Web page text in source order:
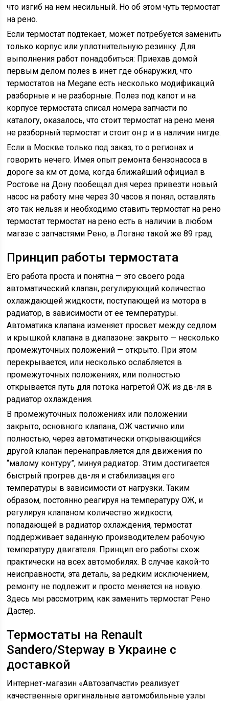
что изгиб на нем несильный. Но об этом чуть термостат
на рено.
Если термостат подтекает, может потребуется заменить
только корпус или уплотнительную резинку. Для
выполнения работ понадобиться: Приехав домой
первым делом полез в инет где обнаружил, что
термостатов на Megane есть несколько модификаций
разборные и не разборные. Полез под капот и на
корпусе термостата списал номера запчасти по
каталогу, оказалось, что стоит термостат на рено меня
не разборный термостат и стоит он р и в наличии нигде.
Если в Москве только под заказ, то о регионах и
говорить нечего. Имея опыт ремонта бензонасоса в
дороге за км от дома, когда ближайший официал в
Ростове на Дону пообещал дня через привезти новый
насос на работу мне через 30 часов я понял, оставлять
это так нельзя и необходимо ставить термостат на рено
термостат термостат на рено есть в наличии в любом
магазе с запчастями Рено, в Логане такой же 89 град.
Принцип работы термостата
Его работа проста и понятна — это своего рода
автоматический клапан, регулирующий количество
охлаждающей жидкости, поступающей из мотора в
радиатор, в зависимости от ее температуры.
Автоматика клапана изменяет просвет между седлом
и крышкой клапана в диапазоне: закрыто — несколько
промежуточных положений — открыто. При этом
перекрывается, или несколько ослабляется в
промежуточных положениях, или полностью
открывается путь для потока нагретой ОЖ из дв-ля в
радиатор охлаждения.
В промежуточных положениях или положении
закрыто, основного клапана, ОЖ частично или
полностью, через автоматически открывающийся
другой клапан перенаправляется для движения по
“малому контуру”, минуя радиатор. Этим достигается
быстрый прогрев дв-ля и стабилизация его
температуры в зависимости от нагрузки. Таким
образом, постоянно реагируя на температуру ОЖ, и
регулируя клапаном количество жидкости,
попадающей в радиатор охлаждения, термостат
поддерживает заданную производителем рабочую
температуру двигателя. Принцип его работы схож
практически на всех автомобилях. В случае какой-то
неисправности, эта деталь, за редким исключением,
ремонту не подлежит и просто меняется на новую.
Здесь мы рассмотрим, как заменить термостат Рено
Дастер.
Термостаты на Renault
Sandero/Stepway в Украине с
доставкой
Интернет-магазин «Автозапчасти» реализует
качественные оригинальные автомобильные узлы